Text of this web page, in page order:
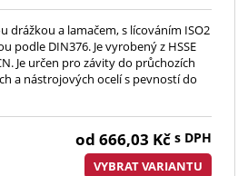
drážkou a lamačem, s lícováním ISO2
podle DIN376. Je vyrobený z HSSE
Je určen pro závity do průchozích
a nástrojových ocelí s pevností do
od 666,03 Kč s DPH
VYBRAT VARIANTU